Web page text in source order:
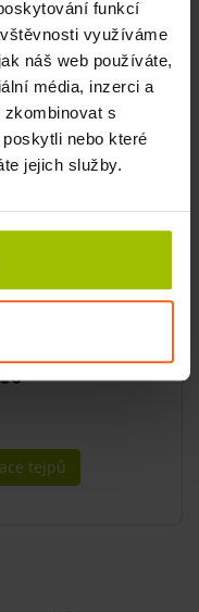
funkcí
využíváme
náš web používáte,
média, inzerci a
zkombinovat s
nebo které
jejich služby.
tejpů